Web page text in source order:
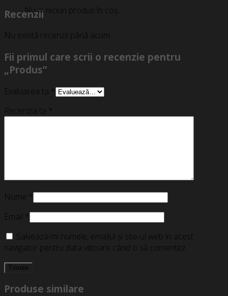
Nu ai niciun produs în coș.
Recenzii
Nu există recenzii până acum.
Fii primul care scrii o recenzie pentru
„Produs”
Evaluarea ta *
Recenzia ta *
Nume *
Email *
Salvează-mi numele, emailul și site-ul web în acest
navigator pentru data viitoare când o să comentez.
Produse similare